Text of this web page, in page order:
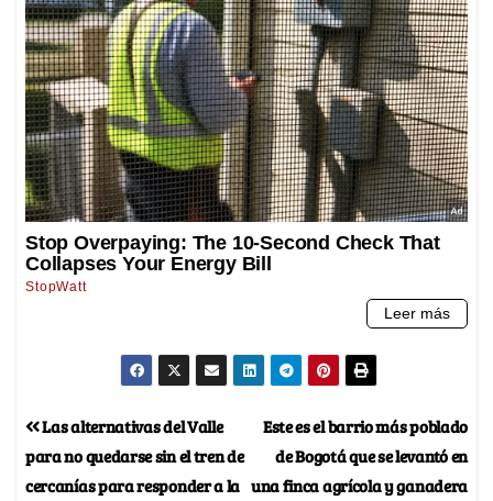
Este es el barrio más poblado
de Bogotá que se levantó en
una finca agrícola y ganadera
Las alternativas del Valle
para no quedarse sin el tren de
cercanías para responder a la